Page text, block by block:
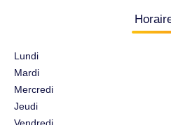
Lundi
Mardi
Mercredi
Jeudi